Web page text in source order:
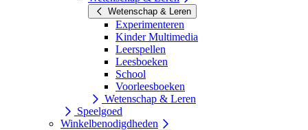
Wetenschap & Leren
Experimenteren
Kinder Multimedia
Leerspellen
Leesboeken
School
Voorleesboeken
Wetenschap & Leren
Speelgoed
Winkelbenodigdheden